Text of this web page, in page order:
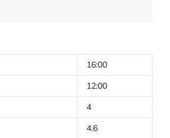
1 год): бесплатно
16:00
12:00
4
4.6